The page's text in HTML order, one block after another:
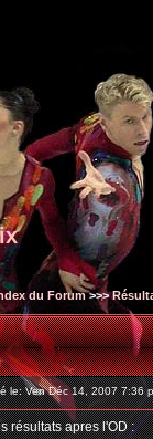
du Forum>>>
le: Ven Déc 14, 2007 7:36
résultats apres l'OD :